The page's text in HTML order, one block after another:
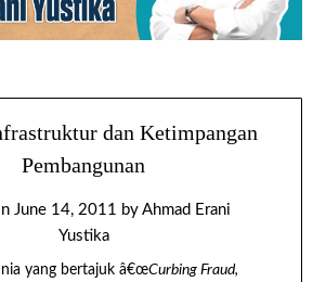
dan Ketimpangan
Pembangunan
June 14, 2011 by Ahmad Erani
Yustika
yang bertajuk â€œCurbing Fraud,